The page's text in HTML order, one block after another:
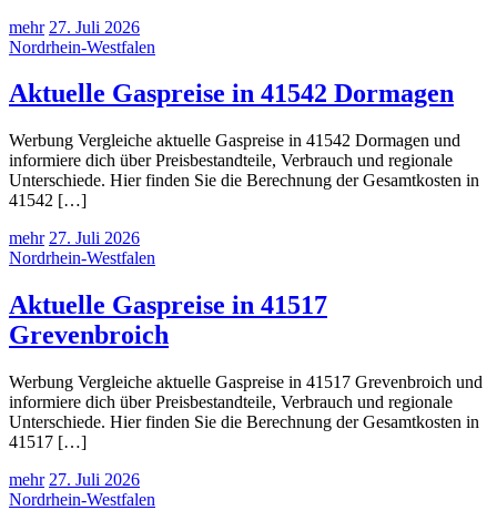
mehr 27. Juli 2026
Nordrhein-Westfalen
Aktuelle Gaspreise in 41542 Dormagen
Werbung Vergleiche aktuelle Gaspreise in 41542 Dormagen und
informiere dich über Preisbestandteile, Verbrauch und regionale
Unterschiede. Hier finden Sie die Berechnung der Gesamtkosten in
41542 […]
mehr 27. Juli 2026
Nordrhein-Westfalen
Aktuelle Gaspreise in 41517
Grevenbroich
Werbung Vergleiche aktuelle Gaspreise in 41517 Grevenbroich und
informiere dich über Preisbestandteile, Verbrauch und regionale
Unterschiede. Hier finden Sie die Berechnung der Gesamtkosten in
41517 […]
mehr 27. Juli 2026
Nordrhein-Westfalen